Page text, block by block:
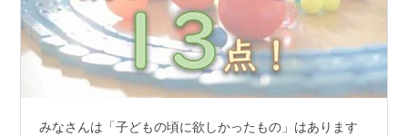
みなさんは「子どもの頃に欲しかったもの」はあります